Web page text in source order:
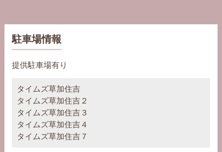
駐車場情報
提供駐車場有り
タイムズ草加住吉
タイムズ草加住吉２
タイムズ草加住吉３
タイムズ草加住吉４
タイムズ草加住吉７